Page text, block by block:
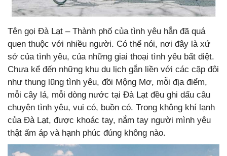
Tên gọi Đà Lạt – Thành phố của tình yêu hẳn đã quá
quen thuộc với nhiều người. Có thể nói, nơi đây là xứ
sở của tình yêu, của những giai thoại tình yêu bất diệt.
Chưa kể đến những khu du lịch gắn liền với các cặp đôi
như thung lũng tình yêu, đồi Mộng Mơ, mỗi địa điểm,
mỗi cây lá, mỗi dòng nước tại Đà Lạt đều ghi dấu câu
chuyện tình yêu, vui có, buồn có. Trong không khí lạnh
của Đà Lạt, được khoác tay, nắm tay người mình yêu
thật ấm áp và hạnh phúc đúng không nào.